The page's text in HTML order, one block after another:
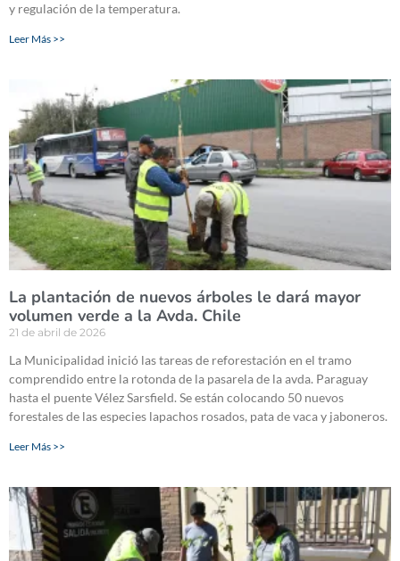
y regulación de la temperatura.
Leer Más >>
La plantación de nuevos árboles le dará mayor
volumen verde a la Avda. Chile
21 de abril de 2026
La Municipalidad inició las tareas de reforestación en el tramo
comprendido entre la rotonda de la pasarela de la avda. Paraguay
hasta el puente Vélez Sarsfield. Se están colocando 50 nuevos
forestales de las especies lapachos rosados, pata de vaca y jaboneros.
Leer Más >>